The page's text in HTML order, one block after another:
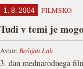
1. 8. 2004 FILMSKO
Tudi v temi je
Avtor: Boštjan Lah
3. dan mednarodnega